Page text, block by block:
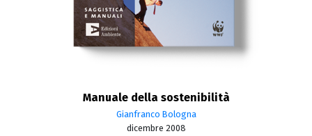
Manuale della sostenibilità
Gianfranco Bologna
dicembre 2008